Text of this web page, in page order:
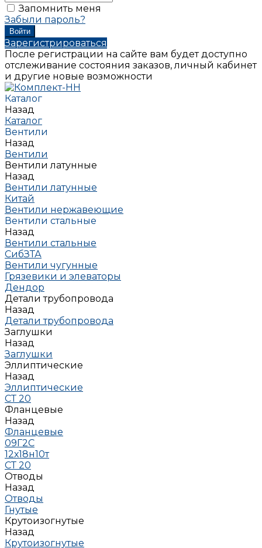
Запомнить меня
Забыли пароль?
Зарегистрироваться
После регистрации на сайте вам будет доступно
отслеживание состояния заказов, личный кабинет
и другие новые возможности
Каталог
Назад
Каталог
Вентили
Назад
Вентили
Вентили латунные
Назад
Вентили латунные
Китай
Вентили нержавеющие
Вентили стальные
Назад
Вентили стальные
СибЗТА
Вентили чугунные
Грязевики и элеваторы
Дендор
Детали трубопровода
Назад
Детали трубопровода
Заглушки
Назад
Заглушки
Эллиптические
Назад
Эллиптические
СТ 20
Фланцевые
Назад
Фланцевые
09Г2С
12х18н10т
СТ 20
Отводы
Назад
Отводы
Гнутые
Крутоизогнутые
Назад
Крутоизогнутые